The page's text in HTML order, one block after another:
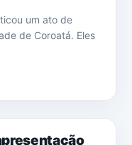
um ato de
de Coroatá. Eles